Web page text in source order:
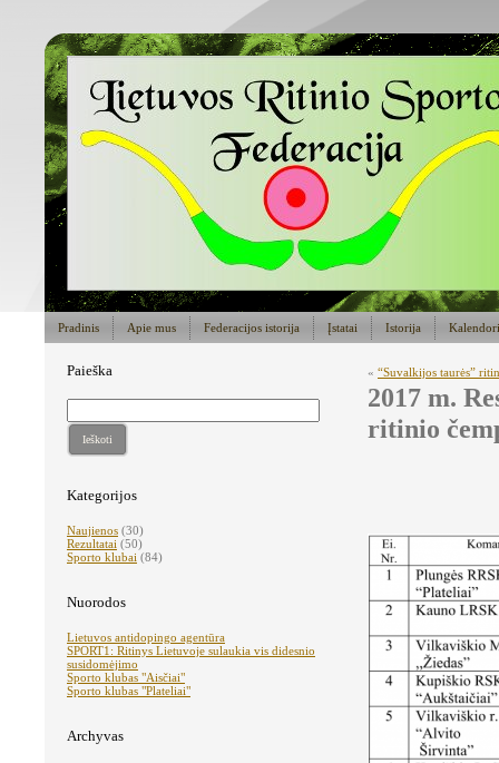
Pradinis Apie mus Federacijos istorija Įstatai Istorija
Paieška
Ieškoti
Kategorijos
Naujienos (30)
Rezultatai (50)
Sporto klubai (84)
Nuorodos
Lietuvos antidopingo agentūra
SPORT1: Ritinys Lietuvoje sulaukia vis didesnio
susidomėjimo
Sporto klubas "Aisčiai"
Sporto klubas "Plateliai"
Archyvas
« “Suvalkijos taurės”
2017 m.
ritinio